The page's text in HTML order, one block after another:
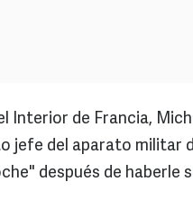
Interior de Francia,
jefe del aparato militar
después de haberle